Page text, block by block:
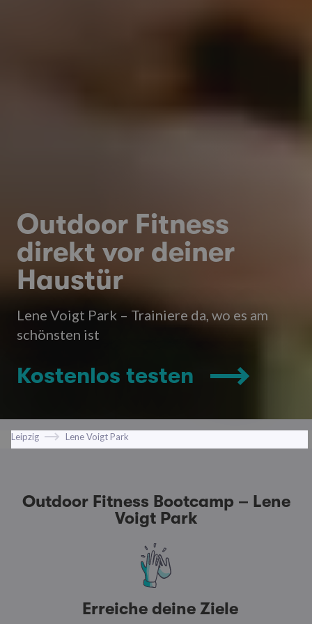
Outdoor Fitness
direkt vor deiner
Haustür
Lene Voigt Park – Trainiere da, wo es am
schönsten ist
Kostenlos testen
Leipzig Lene Voigt Park
Outdoor Fitness Bootcamp – Lene
Voigt Park
Erreiche deine Ziele